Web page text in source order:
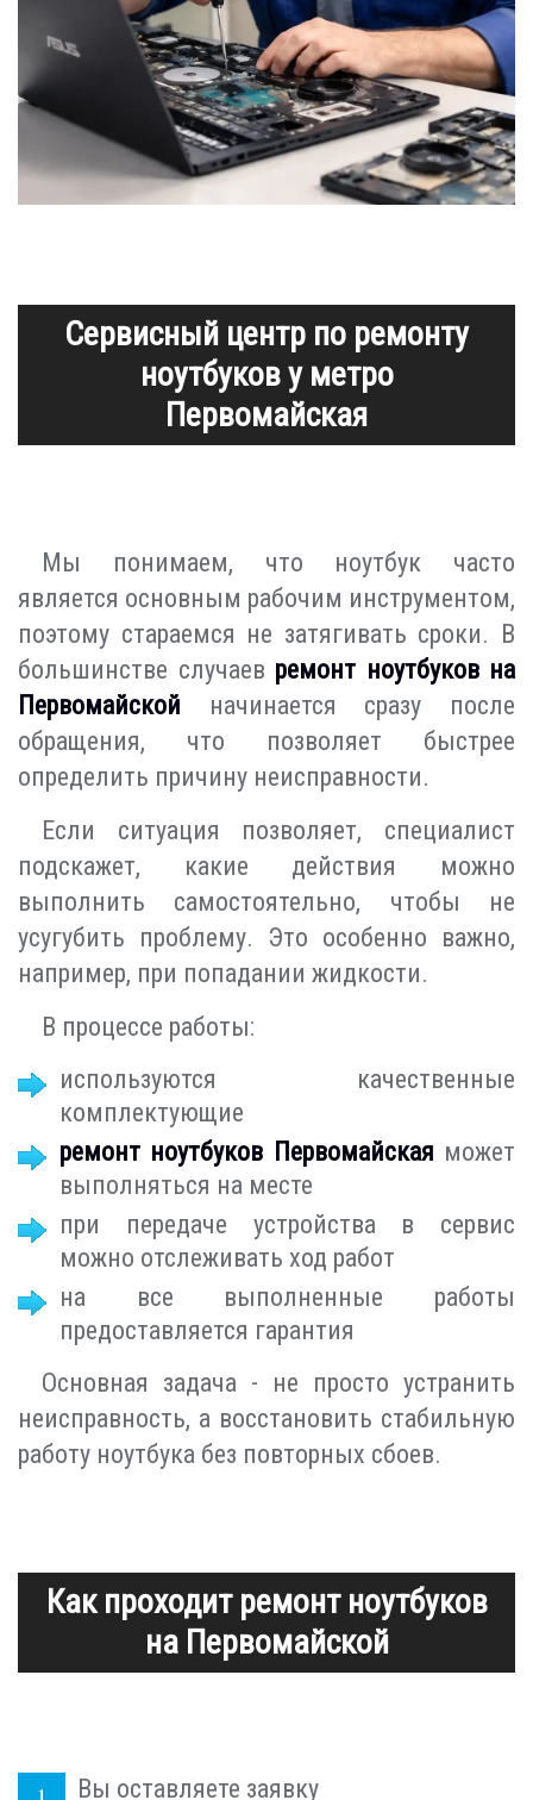
Сервисный центр по ремонту
ноутбуков у метро
Первомайская
Мы понимаем, что ноутбук часто
является основным рабочим инструментом,
поэтому стараемся не затягивать сроки. В
большинстве случаев ремонт ноутбуков на
Первомайской начинается сразу после
обращения, что позволяет быстрее
определить причину неисправности.
Если ситуация позволяет, специалист
подскажет, какие действия можно
выполнить самостоятельно, чтобы не
усугубить проблему. Это особенно важно,
например, при попадании жидкости.
В процессе работы:
используются качественные
комплектующие
ремонт ноутбуков Первомайская может
выполняться на месте
при передаче устройства в сервис
можно отслеживать ход работ
на все выполненные работы
предоставляется гарантия
Основная задача - не просто устранить
неисправность, а восстановить стабильную
работу ноутбука без повторных сбоев.
Как проходит ремонт ноутбуков
на Первомайской
Вы оставляете заявку